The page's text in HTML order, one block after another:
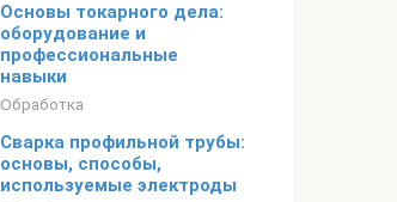
Основы токарного дела:
оборудование и
профессиональные
навыки
Обработка
Сварка профильной трубы:
основы, способы,
используемые электроды